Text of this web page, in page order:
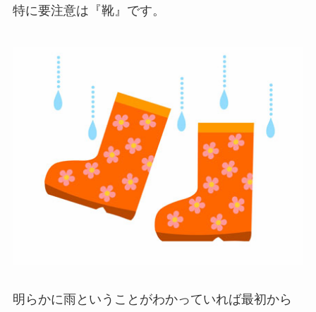
特に要注意は『靴』です。
明らかに雨ということがわかっていれば最初から